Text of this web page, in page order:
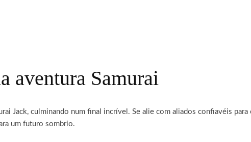
aventura Samurai
Jack, culminando num final incrível. Se alie com aliados confiavéis
um futuro sombrio.